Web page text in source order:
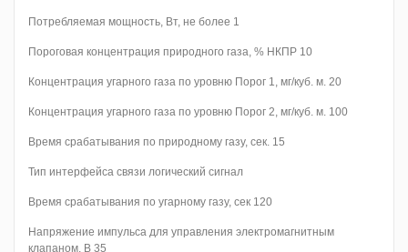
Потребляемая мощность, Вт, не более 1
Пороговая концентрация природного газа, % НКПР 10
Концентрация угарного газа по уровню Порог 1, мг/куб. м. 20
Концентрация угарного газа по уровню Порог 2, мг/куб. м. 100
Время срабатывания по природному газу, сек. 15
Тип интерфейса связи логический сигнал
Время срабатывания по угарному газу, сек 120
Напряжение импульса для управления электромагнитным
клапаном, В 35